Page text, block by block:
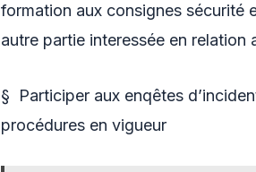
formation aux consignes sécurité
autre partie interessée en
§ Participer aux enqêtes
procédures en vigueur